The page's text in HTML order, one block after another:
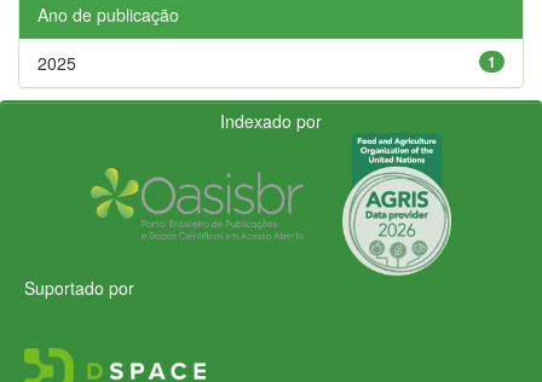
Ano de publicação
1
2025
Indexado por
Suportado por